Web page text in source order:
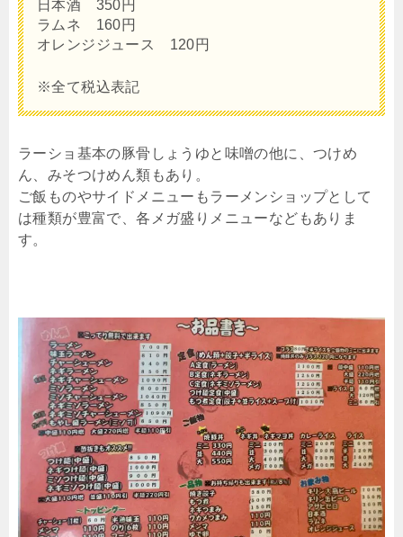
日本酒 350円
ラムネ 160円
オレンジジュース 120円
※全て税込表記
ラーショ基本の豚骨しょうゆと味噌の他に、つけめ
ん、みそつけめん類もあり。
ご飯ものやサイドメニューもラーメンショップとして
は種類が豊富で、各メガ盛りメニューなどもありま
す。